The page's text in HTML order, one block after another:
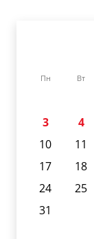
Пн Вт
3
4
10
11
17
18
24
25
31